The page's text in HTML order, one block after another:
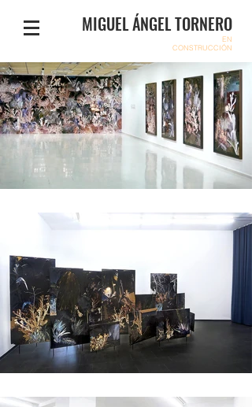
MIGUEL ÁNGEL TORNERO
EN
CONSTRUCCIÓN